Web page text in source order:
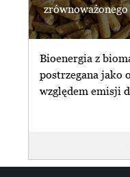
Bioenergia z
postrzegana jako
względem emisji